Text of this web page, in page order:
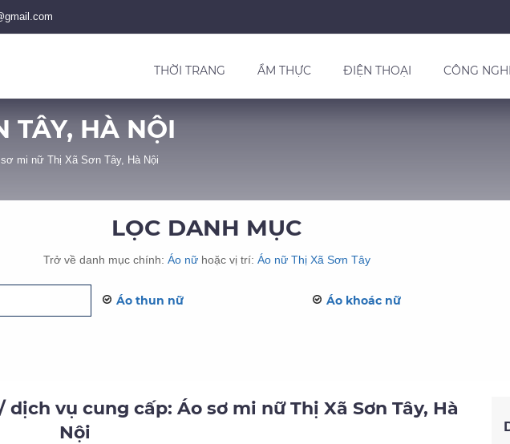
THỜI TRANG ẨM THỰC ĐIỆN THOẠI CÔNG
TÂY, HÀ NỘI
mi nữ Thị Xã Sơn Tây, Hà Nội
LỌC DANH MỤC
Trở về danh mục chính: Áo nữ hoặc vị trí: Áo nữ Thị Xã Sơn Tây
Áo thun nữ Áo khoác nữ
vụ cung cấp: Áo sơ mi nữ Thị Xã Sơn Tây, Hà
Nội